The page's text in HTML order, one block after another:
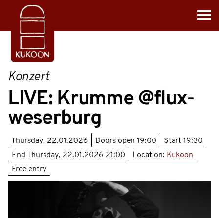
Konzert
LIVE: Krumme @flux-
weserburg
Thursday, 22.01.2026 Doors open 19:00 Start 19:30
End
Thursday, 22.01.2026 21:00 Location: Kukoon
Free entry